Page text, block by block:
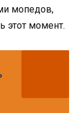
мопедов,
этот момент.